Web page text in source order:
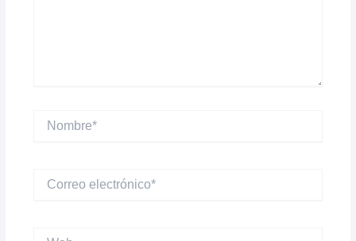
electrónico*